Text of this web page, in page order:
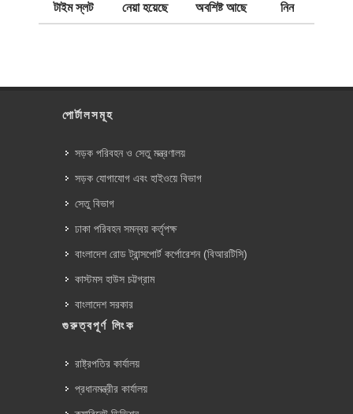
টাইম স্লট
নেয়া হয়েছে
অবশিষ্ট আছে
নিন
পোর্টালসমূহ
সড়ক পরিবহন ও সেতু মন্ত্রণালয়
সড়ক যোগাযোগ এবং হাইওয়ে বিভাগ
সেতু বিভাগ
ঢাকা পরিবহন সমন্বয় কর্তৃপক্ষ
বাংলাদেশ রোড ট্রান্সপোর্ট কর্পোরেশন (বিআরটিসি)
কাস্টমস হাউস চট্টগ্রাম
বাংলাদেশ সরকার
গুরুত্বপূর্ণ লিংক
রাষ্ট্রপতির কার্যালয়
প্রধানমন্ত্রীর কার্যালয়